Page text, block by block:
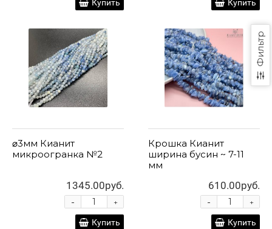
Фильтр
Купить Купить
⌀3мм Кианит
микроогранка №2
1345.00руб.
+
-
Купить
Крошка Кианит
ширина бусин ~ 7-11
мм
610.00руб.
+
-
Купить